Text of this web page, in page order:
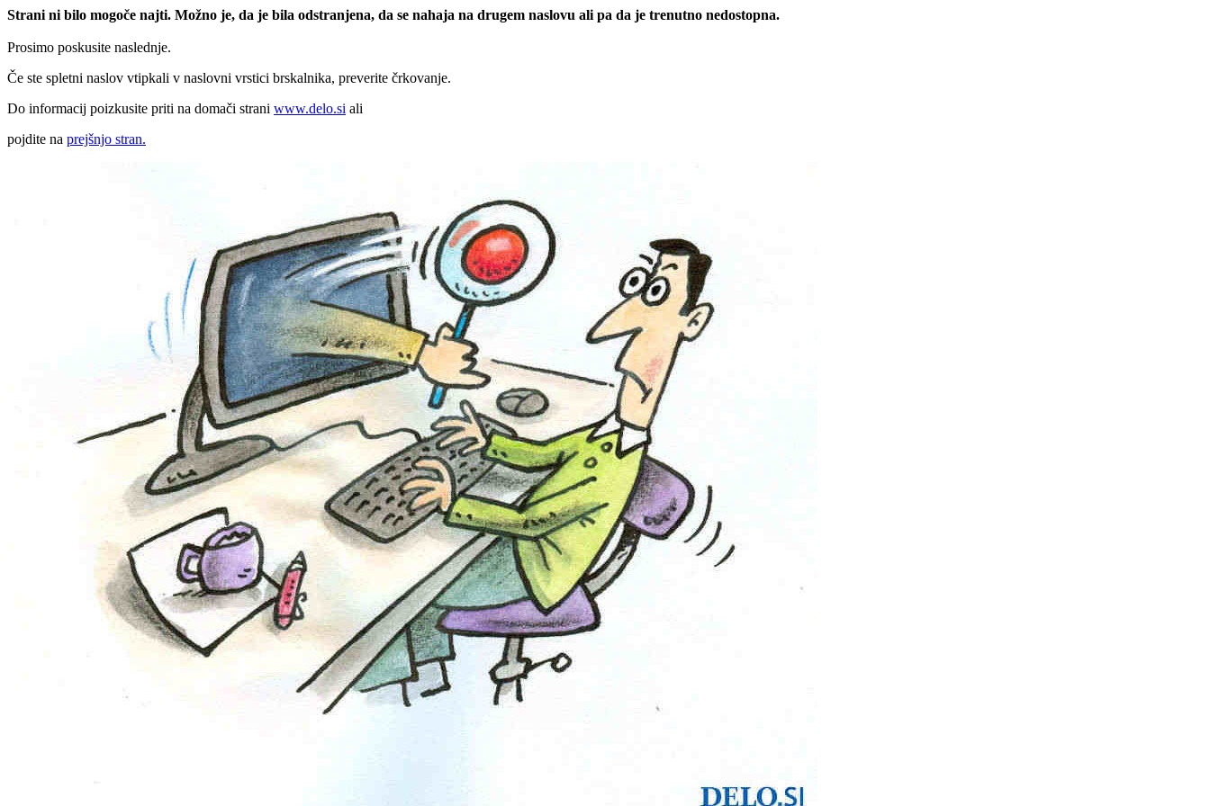
Strani ni bilo mogoče najti. Možno je, da je bila odstranjena, da se nahaja na drugem naslovu ali pa da je trenutno nedostopna.
Prosimo poskusite naslednje.
Če ste spletni naslov vtipkali v naslovni vrstici brskalnika, preverite črkovanje.
Do informacij poizkusite priti na domači strani www.delo.si ali
pojdite na prejšnjo stran.